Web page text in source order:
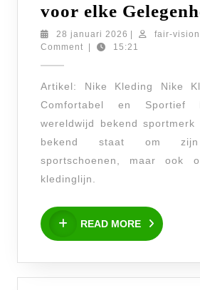
voor elke
28 januari 2026 28
januari
| fair-vision
Comment
| 15:21
Artikel: Nike Kleding Nike
Comfortabel en
wereldwijd bekend
bekend staat om zijn
sportschoenen, maar ook
kledinglijn.
READ MORE
READ
MORE